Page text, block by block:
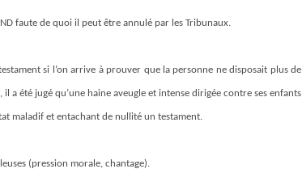
faute de quoi il peut être annulé par les Tribunaux.
si l’on arrive à prouver que la personne ne disposait plus de
a été jugé qu’une haine aveugle et intense dirigée contre ses enfants
maladif et entachant de nullité un testament.
(pression morale, chantage).